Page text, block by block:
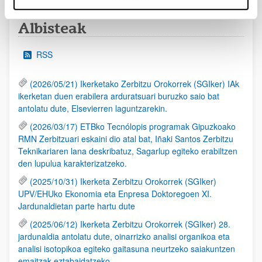
Albisteak
RSS
(2026/05/21) Ikerketako Zerbitzu Orokorrek (SGIker) IAk
ikerketan duen erabilera arduratsuari buruzko saio bat
antolatu dute, Elsevierren laguntzarekin.
(2026/03/17) ETBko Tecnólopis programak Gipuzkoako
RMN Zerbitzuari eskaini dio atal bat, Iñaki Santos Zerbitzu
Teknikariaren lana deskribatuz, Sagarlup egiteko erabiltzen
den lupulua karakterizatzeko.
(2025/10/31) Ikerketa Zerbitzu Orokorrek (SGIker)
UPV/EHUko Ekonomia eta Enpresa Doktoregoen XI.
Jardunaldietan parte hartu dute
(2025/06/12) Ikerketa Zerbitzu Orokorrek (SGIker) 28.
jardunaldia antolatu dute, oinarrizko analisi organikoa eta
analisi isotopikoa egiteko gaitasuna neurtzeko saiakuntzen